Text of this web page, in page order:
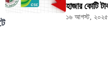
হাজার কোটি
১৬ আগস্ট, ২০২৫